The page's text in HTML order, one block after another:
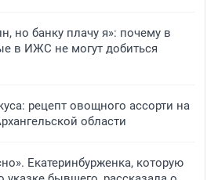
но банку плачу я»: почему в
в ИЖС не могут добиться
рецепт овощного ассорти на
области
Екатеринбурженка, которую